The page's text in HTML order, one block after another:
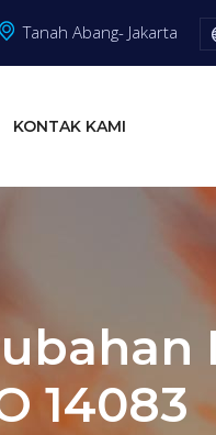
Tanah Abang- Jakarta
KONTAK KAMI
14083